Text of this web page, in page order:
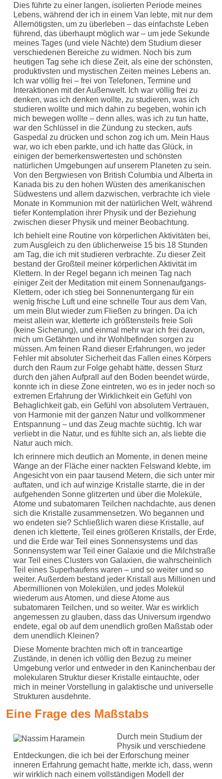
Dies führte zu einer langen, isolierten Periode meines
Lebens, während der ich in einem Van lebte, mit nur dem
Allernötigsten, um zu überleben – das einfachste Leben
führend, das überhaupt möglich war – um jede Sekunde
meines Tages (und viele Nächte) dem Studium dieser
verschiedenen Bereiche zu widmen. Noch bis zum
heutigen Tag sehe ich diese Zeit, als eine der schönsten,
produktivsten und mystischen Zeiten meines Lebens an.
Ich war völlig frei – frei von Telefonen, Termine und
Interaktionen mit der Außenwelt. Ich war völlig frei zu
denken, was ich denken wollte, zu studieren, was ich
studieren wollte und mich dahin zu begeben, wohin ich
mich bewegen wollte – denn alles, was ich zu tun hatte,
war den Schlüssel in die Zündung zu stecken, aufs
Gaspedal zu drücken und schon zog ich um. Mein Haus
war, wo ich eben parkte, und ich hatte das Glück, in
einigen der bemerkenswertesten und schönsten
natürlichen Umgebungen auf unserem Planeten zu sein.
Von den Bergwiesen von British Columbia und Alberta in
Kanada bis zu den hohen Wüsten des amerikanischen
Südwestens und allem dazwischen, verbrachte ich viele
Monate in Kommunion mit der natürlichen Welt, während
tiefer Kontemplation ihrer Physik und der Beziehung
zwischen dieser Physik und meiner Beobachtung.
Ich behielt eine Routine von körperlichen Aktivitäten bei,
zum Ausgleich zu den üblicherweise 15 bis 18 Stunden
am Tag, die ich mit studieren verbrachte. Zu dieser Zeit
bestand der Großteil meiner körperlichen Aktivität im
Klettern. In der Regel begann ich meinen Tag nach
einiger Zeit der Meditation mit einem Sonnenaufgangs-
Klettern, oder ich stieg bei Sonnenuntergang für ein
wenig frische Luft und eine schnelle Tour aus dem Van,
um mein Blut wieder zum Fließen zu bringen. Da ich
meist allein war, kletterte ich größtensteils freie Soli
(keine Sicherung), und einmal mehr war ich frei davon,
mich um Gefährten und ihr Wohlbefinden sorgen zu
müssen. Am feinen Rand dieser Erfahrungen, wo jeder
Fehler mit absoluter Sicherheit das Fallen eines Körpers
durch den Raum zur Folge gehabt hätte, dessen Sturz
durch den jähen Aufprall auf den Boden beendet würde,
konnte ich in diese Zone eintreten, wo es in jeder noch so
extremen Erfahrung der Wirklichkeit ein Gefühl von
Behaglichkeit gab, ein Gefühl von absolutem Vertrauen,
von Harmonie mit der ganzen Natur und vollkommener
Entspannung – und das Zeug machte süchtig. Ich war
verliebt in die Natur, und es fühlte sich an, als liebte die
Natur auch mich.
Ich erinnere mich deutlich an Momente, in denen meine
Wange an der Fläche einer nackten Felswand klebte, im
Angesicht von ein paar tausend Metern, die sich unter mir
auftaten, und ich auf winzige Kristalle starrte, die in der
aufgehenden Sonne glitzerten und über die Moleküle,
Atome und subatomaren Teilchen nachdachte, aus denen
sich die Kristalle zusammensetzen. Wo begannen und
wo endeten sie? Schließlich waren diese Kristalle, auf
denen ich kletterte, Teil eines größeren Kristalls, der Erde,
und die Erde war Teil eines Sonnensystems und das
Sonnensystem war Teil einer Galaxie und die Milchstraße
war Teil eines Clusters von Galaxien, die wahrscheinlich
Teil eines Superhaufens waren – und so weiter und so
weiter. Außerdem bestand jeder Kristall aus Millionen und
Abermillionen von Molekülen, und jedes Molekül
wiederum aus Atomen, und diese Atome aus
subatomaren Teilchen, und so weiter. War es wirklich
angemessen zu glauben, dass das Universum irgendwo
endete, egal ob auf dem unendlich großen Maßstab oder
dem unendlich Kleinen?
Diese Momente brachten mich oft in tranceartige
Zustände, in denen ich völlig den Bezug zu meiner
Umgebung verlor und entweder in den Kaninchenbau der
molekularen Struktur dieser Kristalle eintauchte, oder
mich in meiner Vorstellung in galaktische und universelle
Strukturen ausdehnte.
Eine Frage des Maßstabs
Durch mein Studium der
Physik und verschiedene
Entdeckungen, die ich bei der Erforschung meiner
inneren Erfahrung gemacht hatte, merkte ich, dass, wenn
wir wirklich nach einem vollständigen Modell der